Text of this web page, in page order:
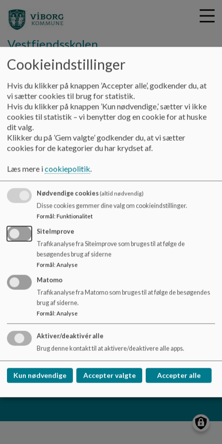
i
Vestfjendsskolen
Om skolen Antimobbestrategi
Antimobbestrategi
Antimobbestrategi
Dokumenter
Antimobbestrategi for Vestfjendsskolen.pdf
Vestfjendsskolen
Dåsbjergvej 17, 7800 Skive
skole.vestfjendsskolen@viborg.dk
87872685
EAN NR.
5798004601617
Tilgængelighedserklæring
Sitemap
Cookie politik
Cookieindstillinger
Hvis du klikker på knappen ’Accepter alle’, godkender du, at
vi sætter cookies til brug for statistik.
Hvis du klikker på knappen ’Kun nødvendige,’ sætter vi ikke
cookies til statistik – vi benytter dog en cookie for at huske
dit valg.
Klikker du på ’Gem valgte’ godkender du, at vi sætter
cookies for de kategorier du har krydset af.
Læs mere icookiepolitik.
Nødvendige cookies(altid nødvendig)
Disse cookies gemmer dine valg om cookieindstillinger.
Formål: Funktionalitet
SiteImprove
Trafikanalyse fra Siteimprove som bruges til at følge de
besøgendes brug af siderne
Formål: Analyse
Matomo
Trafikanalyse fra Matomo som bruges til at følge de besøgendes
brug af siderne.
Formål: Analyse
Aktiver/deaktivér alle
Brug denne kontakt til at aktivere/deaktivere alle apps.
Kun nødvendige Accepter valgte Accepter alle